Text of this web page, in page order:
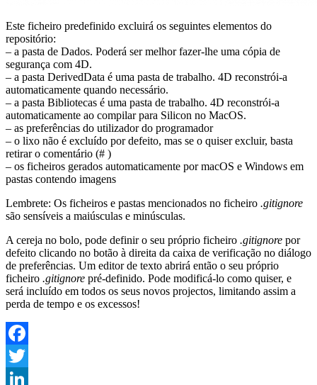
Este ficheiro predefinido excluirá os seguintes elementos do
repositório:
– a pasta de Dados. Poderá ser melhor fazer-lhe uma cópia de
segurança com 4D.
– a pasta DerivedData é uma pasta de trabalho. 4D reconstrói-a
automaticamente quando necessário.
– a pasta Bibliotecas é uma pasta de trabalho. 4D reconstrói-a
automaticamente ao compilar para Silicon no MacOS.
– as preferências do utilizador do programador
– o lixo não é excluído por defeito, mas se o quiser excluir, basta
retirar o comentário (# )
– os ficheiros gerados automaticamente por macOS e Windows em
pastas contendo imagens
Lembrete: Os ficheiros e pastas mencionados no ficheiro .gitignore
são sensíveis a maiúsculas e minúsculas.
A cereja no bolo, pode definir o seu próprio ficheiro .gitignore por
defeito clicando no botão à direita da caixa de verificação no diálogo
de preferências. Um editor de texto abrirá então o seu próprio
ficheiro .gitignore pré-definido. Pode modificá-lo como quiser, e
será incluído em todos os seus novos projectos, limitando assim a
perda de tempo e os excessos!
Facebook
Twitter